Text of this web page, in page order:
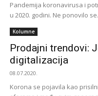
Pandemija koronavirusa i
u 2020. godini. Ne ponovilo
Kolumne
Prodajni trendovi:
digitalizacija
08.07.2020.
Korona se pojavila kao